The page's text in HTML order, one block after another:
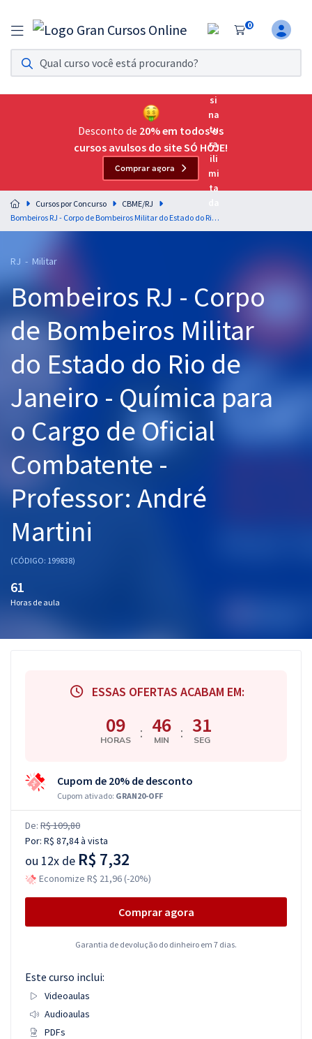
0
Assinatura Ilimitada 11
Acesso a todos os cursos. Teste grátis por 7 dias!
Assinatura OAB Até Passar
Acesso ilimitado a toda preparação para o Exame da
Residências Multiprofissionais
Preparação completa e intensiva para as principais
residências em saúde do Brasil
Cursos 20% OFF
Pós
Graduação
OAB
Questões grátis
Conteúdo gratuito
Aprovados
Desconto de 20% em todos os
cursos avulsos do site SÓ HOJE!
Comprar agora
Cursos por Concurso
CBME/RJ
Bombeiros RJ - Corpo de Bombeiros Militar do Estado do Rio de Janeiro - Química para o Cargo de Oficial Combatente - Professor: André Martini
RJ - Militar
Bombeiros RJ - Corpo
de Bombeiros Militar
do Estado do Rio de
Janeiro - Química para
o Cargo de Oficial
Combatente -
Professor: André
Martini
(CÓDIGO: 199838)
61
Horas de aula
ESSAS OFERTAS ACABAM EM:
09
HORAS : 46
MIN : 30
SEG
Cupom de 20% de desconto
Cupom ativado: GRAN20-OFF
De: R$ 109,80
Por: R$ 87,84à vista
ou 12x de R$ 7,32
Economize R$ 21,96 (-20%)
Comprar agora
Garantia de devolução do dinheiro em 7 dias.
Este curso inclui:
Videoaulas
Audioaulas
PDFs